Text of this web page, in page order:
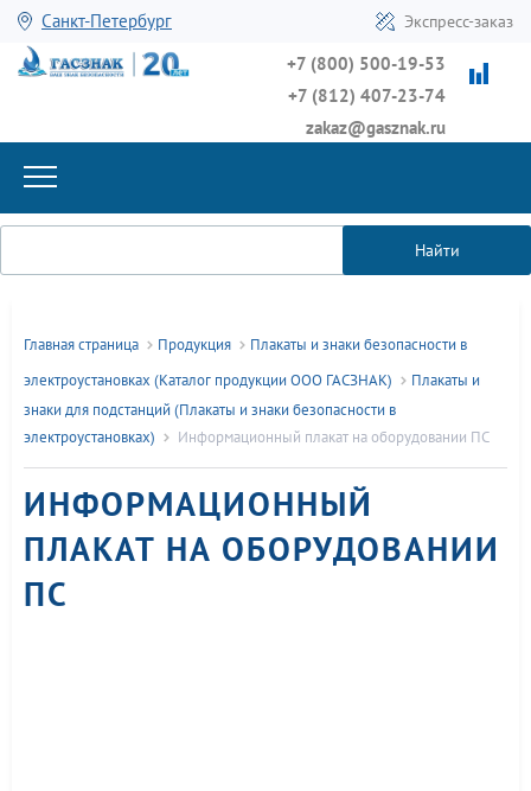
Санкт-Петербург Экспресс-заказ
+7 (800) 500-19-53
+7 (812) 407-23-74
zakaz@gasznak.ru
Найти
Главная страница Продукция
Плакаты и знаки безопасности в
электроустановках (Каталог продукции ООО ГАСЗНАК)
Плакаты и
знаки для подстанций (Плакаты и знаки безопасности в
электроустановках)
Информационный плакат на оборудовании ПС
ИНФОРМАЦИОННЫЙ
ПЛАКАТ НА ОБОРУДОВАНИИ
ПС